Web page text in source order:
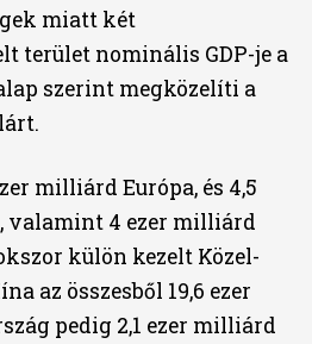
miatt két
terület nominális GDP-je a
szerint megközelíti a
milliárd Európa, és 4,5
valamint 4 ezer milliárd
külön kezelt Közel-
az összesből 19,6 ezer
pedig 2,1 ezer milliárd